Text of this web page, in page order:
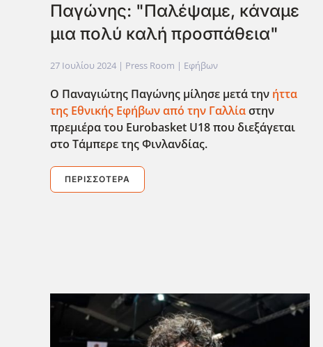
Παγώνης: "Παλέψαμε, κάναμε
μια πολύ καλή προσπάθεια"
27 Ιουλίου 2024 | Press Room | Εφήβων
Ο Παναγιώτης Παγώνης μίλησε μετά την ήττα
της Εθνικής Εφήβων από την Γαλλίαστην
πρεμιέρα του Eurobasket U18 που διεξάγεται
στο Τάμπερε της Φινλανδίας.
ΠΕΡΙΣΣΌΤΕΡΑ